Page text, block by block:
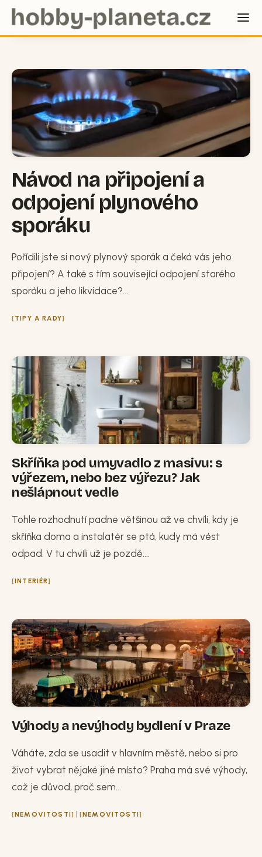
Návod na připojení a
odpojení plynového
sporáku
Pořídili jste si nový plynový sporák a čeká vás jeho
připojení? A také s tím související odpojení starého
sporáku a jeho likvidace?...
TIPY A RADY
Skříňka pod umyvadlo z masivu: s
výřezem, nebo bez výřezu? Jak
nešlápnout vedle
Tohle rozhodnutí padne většinou až ve chvíli, kdy je
skříňka doma a instalatér se ptá, kudy má vést
odpad. V tu chvíli už je pozdě....
INTERIÉR
Výhody a nevýhody bydlení v Praze
Váháte, zda se usadit v hlavním městě, nebo si pro
život vybrat nějaké jiné místo? Praha má své výhody,
což je důvod, proč sem...
NEMOVITOSTI | NEMOVITOSTI